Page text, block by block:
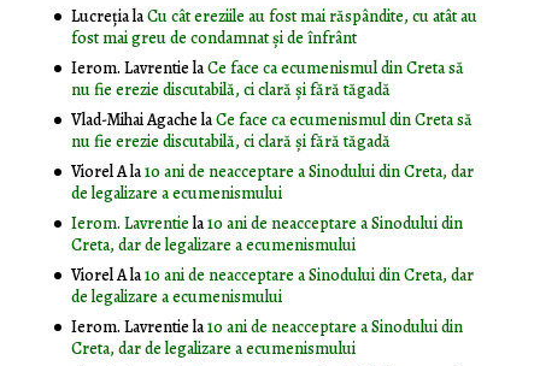
LucrețialaCu cât ereziile au fost mai răspândite, cu atât au
fost mai greu de condamnat și de înfrânt
Ierom. LavrentielaCe face ca ecumenismul din Creta să
nu fie erezie discutabilă, ci clară și fără tăgadă
Vlad-Mihai AgachelaCe face ca ecumenismul din Creta să
nu fie erezie discutabilă, ci clară și fără tăgadă
Viorel Ala10 ani de neacceptare a Sinodului din Creta, dar
de legalizare a ecumenismului
Ierom. Lavrentiela10 ani de neacceptare a Sinodului din
Creta, dar de legalizare a ecumenismului
Viorel Ala10 ani de neacceptare a Sinodului din Creta, dar
de legalizare a ecumenismului
Ierom. Lavrentiela10 ani de neacceptare a Sinodului din
Creta, dar de legalizare a ecumenismului